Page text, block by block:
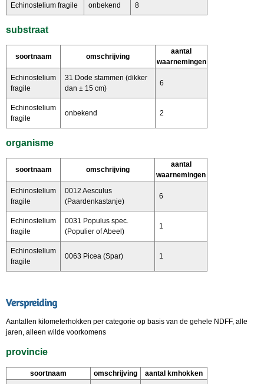
Echinostelium fragile
onbekend 8
substraat
soortnaam omschrijving
aantal
waarnemingen
Echinostelium
fragile
31 Dode stammen (dikker
dan ± 15 cm)
6
Echinostelium
fragile
onbekend 2
organisme
soortnaam omschrijving
aantal
waarnemingen
Echinostelium
fragile
0012 Aesculus
(Paardenkastanje)
6
Echinostelium
fragile
0031 Populus spec.
(Populier of Abeel)
1
Echinostelium
fragile
0063 Picea (Spar) 1
Verspreiding
Aantallen kilometerhokken per categorie op basis van de gehele NDFF, alle
jaren, alleen wilde voorkomens
provincie
soortnaam omschrijving
aantal kmhokken